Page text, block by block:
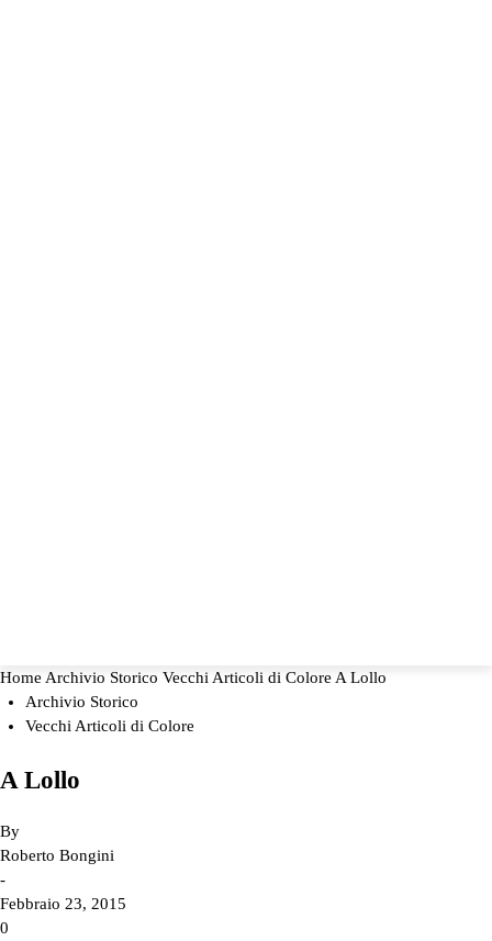
Home Archivio Storico Vecchi Articoli di Colore A Lollo
Archivio Storico
Vecchi Articoli di Colore
A Lollo
By
Roberto Bongini
-
Febbraio 23, 2015
0